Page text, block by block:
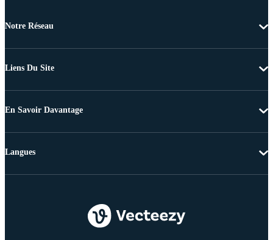
Notre Réseau
Liens Du Site
En Savoir Davantage
Langues